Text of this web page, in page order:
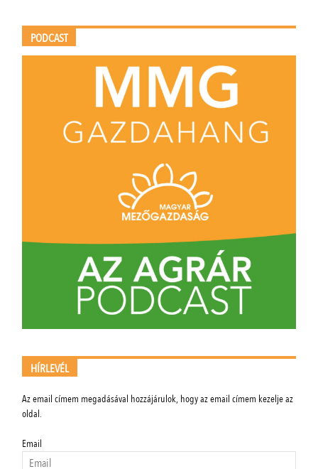
PODCAST
HÍRLEVÉL
Az email címem megadásával hozzájárulok, hogy az email címem kezelje az
oldal.
Email